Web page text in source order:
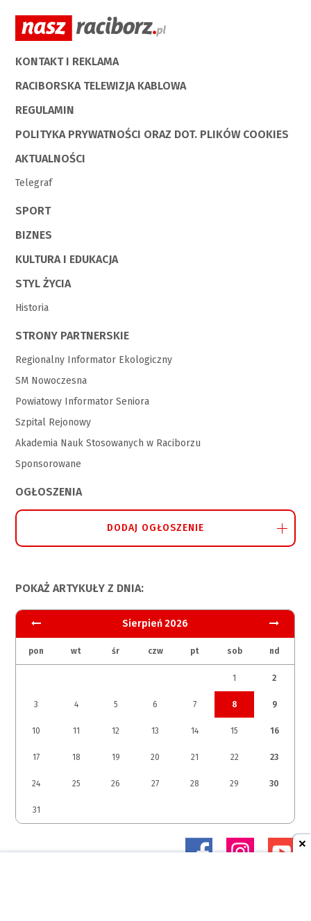
KONTAKT I REKLAMA
RACIBORSKA TELEWIZJA KABLOWA
REGULAMIN
POLITYKA PRYWATNOŚCI ORAZ DOT. PLIKÓW COOKIES
AKTUALNOŚCI
Telegraf
SPORT
BIZNES
KULTURA I EDUKACJA
STYL ŻYCIA
Historia
STRONY PARTNERSKIE
Regionalny Informator Ekologiczny
SM Nowoczesna
Powiatowy Informator Seniora
Szpital Rejonowy
Akademia Nauk Stosowanych w Raciborzu
Sponsorowane
OGŁOSZENIA
DODAJ OGŁOSZENIE
POKAŻ ARTYKUŁY Z DNIA:
Sierpień 2026
pon wt śr czw pt sob nd
1 2
3 4 5 6 7 8 9
10 11 12 13 14 15 16
17 18 19 20 21 22 23
24 25 26 27 28 29 30
31